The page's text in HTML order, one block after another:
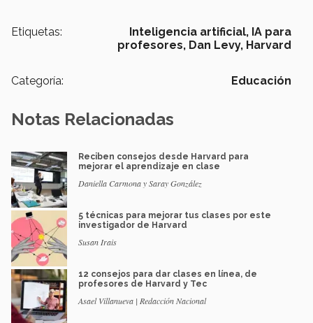
Etiquetas: Inteligencia artificial, IA para
profesores, Dan Levy, Harvard
Categoría: Educación
Notas Relacionadas
Reciben consejos desde Harvard para
mejorar el aprendizaje en clase
Daniella Carmona y Saray González
5 técnicas para mejorar tus clases por este
investigador de Harvard
Susan Irais
12 consejos para dar clases en línea, de
profesores de Harvard y Tec
Asael Villanueva | Redacción Nacional